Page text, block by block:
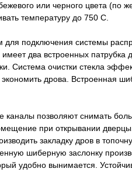
или черного цвета (по
температуру до 750 С.
подключения системы
два встроенных
очистки стекла
дрова. Встроенная
позволяют снимать
при открывании
закладку дров в
шиберную заслонку
удобно вынимается.